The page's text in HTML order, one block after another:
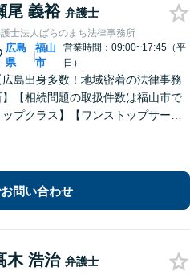
尾 義裕 弁護士
士法人ばらのまち法律事務所
広島
県
|
福山
市
営業時間：09:00~17:45（平
日）
広島出身多数！地域密着の法律事務
】【相続問題の取扱件数は福山市で
ップクラス】【ワンストップサービ
・相続、債務整理など、幅広い分
問い合わせ
木 浩治 弁護士